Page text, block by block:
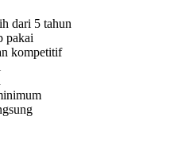
dari 5 tahun
pakai
kompetitif